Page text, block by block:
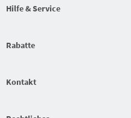
Beläge
Beläge
Bekleidungssets
Hilfe & Service
Rabatte
Kontakt